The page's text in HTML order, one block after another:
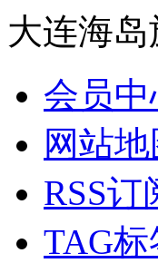
大连海
会员中
网站地
RSS订
TAG标